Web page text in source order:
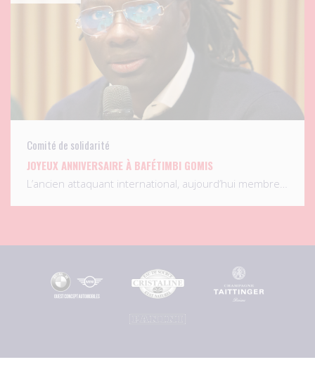
Comité de solidarité
JOYEUX ANNIVERSAIRE À BAFÉTIMBI GOMIS
L’ancien attaquant international, aujourd’hui membre…